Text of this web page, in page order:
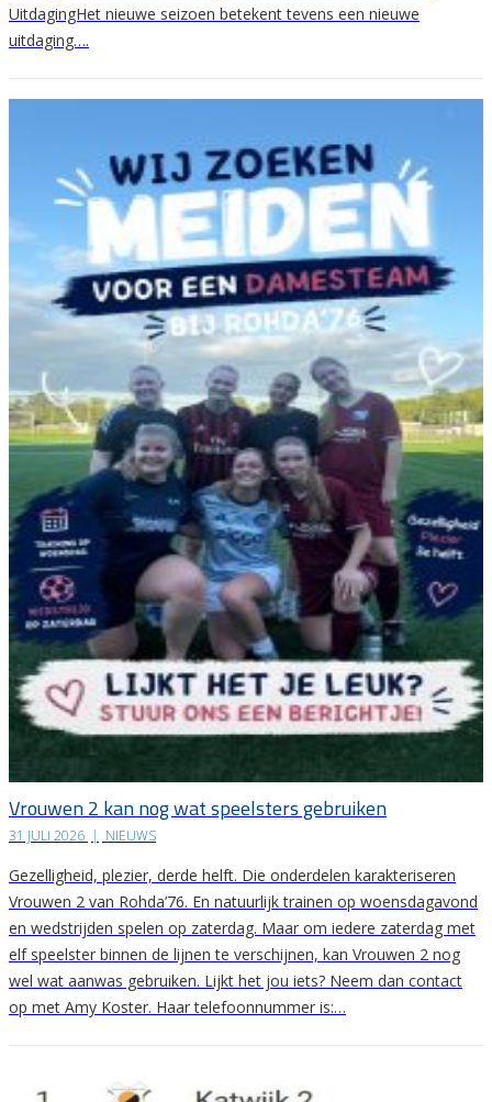
UitdagingHet nieuwe seizoen betekent tevens een nieuwe
uitdaging….
Vrouwen 2 kan nog wat speelsters gebruiken
31 JULI 2026 | NIEUWS
Gezelligheid, plezier, derde helft. Die onderdelen karakteriseren
Vrouwen 2 van Rohda’76. En natuurlijk trainen op woensdagavond
en wedstrijden spelen op zaterdag. Maar om iedere zaterdag met
elf speelster binnen de lijnen te verschijnen, kan Vrouwen 2 nog
wel wat aanwas gebruiken. Lijkt het jou iets? Neem dan contact
op met Amy Koster. Haar telefoonnummer is:…